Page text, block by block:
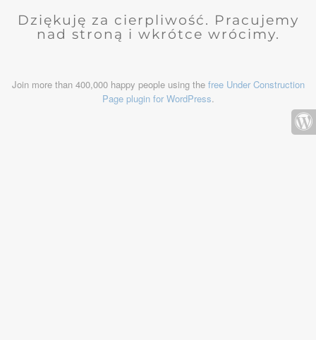
Dziękuję za cierpliwość. Pracujemy
nad stroną i wkrótce wrócimy.
Join more than 400,000 happy people using the free Under Construction
Page plugin for WordPress.